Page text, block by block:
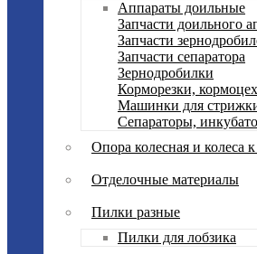
Аппараты доильные
Запчасти доильного
Запчасти
Запчасти сепаратора
Зернодробилки
Корморезки, кормоцех
Машинки для
Сепараторы,
Опора колесная и колеса
Отделочные материалы
Пилки разные
Пилки для лобзика